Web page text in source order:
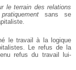
le terrain des relations
pratiquementsans se
le travail à la logique
Le refus de la
refus du travail lui-